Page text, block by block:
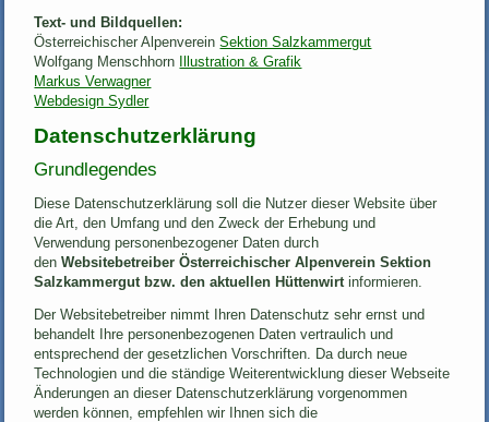
Text- und Bildquellen:
Österreichischer AlpenvereinSektion Salzkammergut
Wolfgang Menschhorn
Illustration & Grafik
Markus Verwagner
Webdesign Sydler
Datenschutzerklärung
Grundlegendes
Diese Datenschutzerklärung soll die Nutzer dieser Website über
die Art, den Umfang und den Zweck der Erhebung und
Verwendung personenbezogener Daten durch
denWebsitebetreiber Österreichischer Alpenverein Sektion
Salzkammergut bzw. den aktuellen Hüttenwirt informieren.
Der Websitebetreiber nimmt Ihren Datenschutz sehr ernst und
behandelt Ihre personenbezogenen Daten vertraulich und
entsprechend der gesetzlichen Vorschriften. Da durch neue
Technologien und die ständige Weiterentwicklung dieser Webseite
Änderungen an dieser Datenschutzerklärung vorgenommen
werden können, empfehlen wir Ihnen sich die